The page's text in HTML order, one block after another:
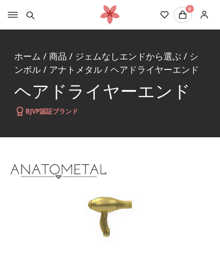
0
ホーム / 商品 / ジェムなしエンドから選ぶ / シ
ンボル/ アナトメタル/ ヘアドライヤーエンド
ヘアドライヤーエンド
BJVP認証ブランド